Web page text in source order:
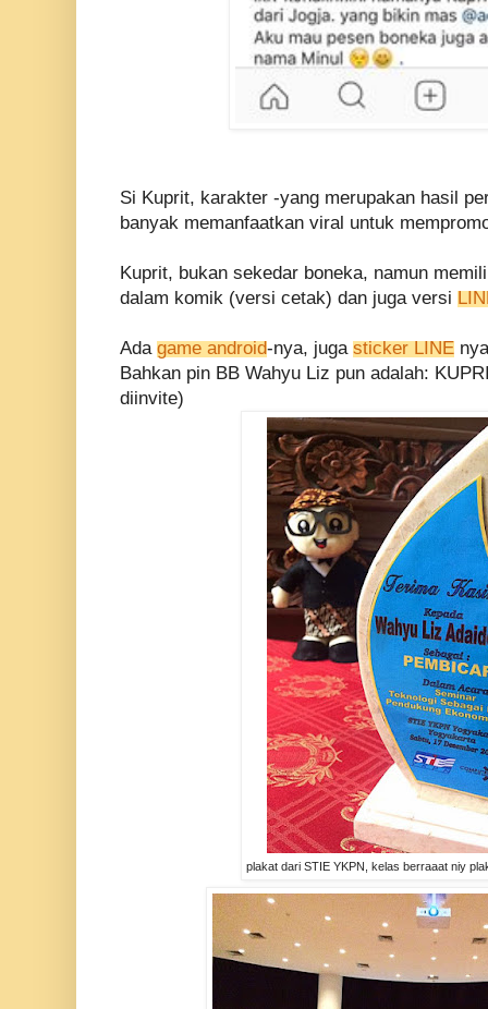
Si Kuprit, karakter -yang merupakan hasil
banyak memanfaatkan viral untuk
Kuprit, bukan sekedar boneka, namun
dalam komik (versi cetak) dan juga versi
Ada game android-nya, juga sticker LINE
Bahkan pin BB Wahyu Liz pun adalah:
diinvite)
plakat dari STIE YKPN, kelas berraaat niy